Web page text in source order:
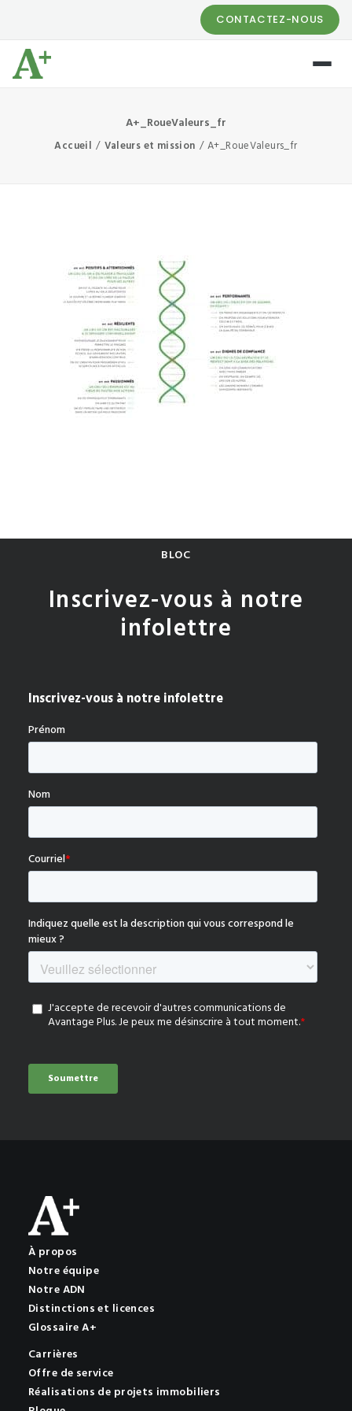
CONTACTEZ-NOUS
A+_RoueValeurs_fr
Accueil Valeurs et mission A+_RoueValeurs_fr
BLOC
Inscrivez-vous à notre
infolettre
À propos
Notre équipe
Notre ADN
Distinctions et licences
Glossaire A+
Carrières
Offre de service
Réalisations de projets immobiliers